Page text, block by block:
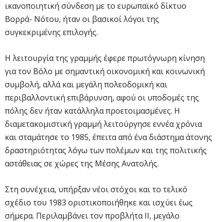
ικανοποιητική σύνδεση με το ευρωπαϊκό δίκτυο
Βορρά- Νότου, ήταν οι βασικοί λόγοι της
συγκεκριμένης επιλογής.
Η λειτουργία της γραμμής έφερε πρωτόγνωρη κίνηση
για τον Βόλο με σημαντική οικονομική και κοινωνική
συμβολή, αλλά και μεγάλη πολεοδομική και
περιβαλλοντική επιβάρυνση, αφού οι υποδομές της
πόλης δεν ήταν κατάλληλα προετοιμασμένες. Η
διαμετακομιστική γραμμή λειτούργησε εννέα χρόνια
και σταμάτησε το 1985, έπειτα από ένα διάστημα άτονης
δραστηριότητας λόγω των πολέμων και της πολιτικής
αστάθειας σε χώρες της Μέσης Ανατολής.
Στη συνέχεια, υπήρξαν νέοι στόχοι και το τελικό
σχέδιο του 1983 οριστικοποιήθηκε και ισχύει έως
σήμερα. Περιλαμβάνει τον προβλήτα ΙΙ, μεγάλο